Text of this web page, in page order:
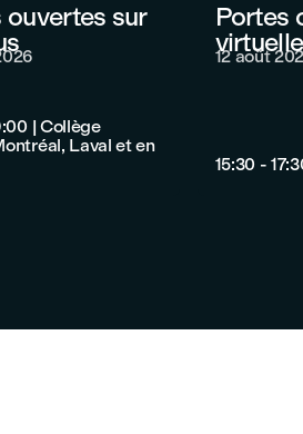
ouvertes sur
| Collège
Laval et en
Portes
12 août
15:30 -